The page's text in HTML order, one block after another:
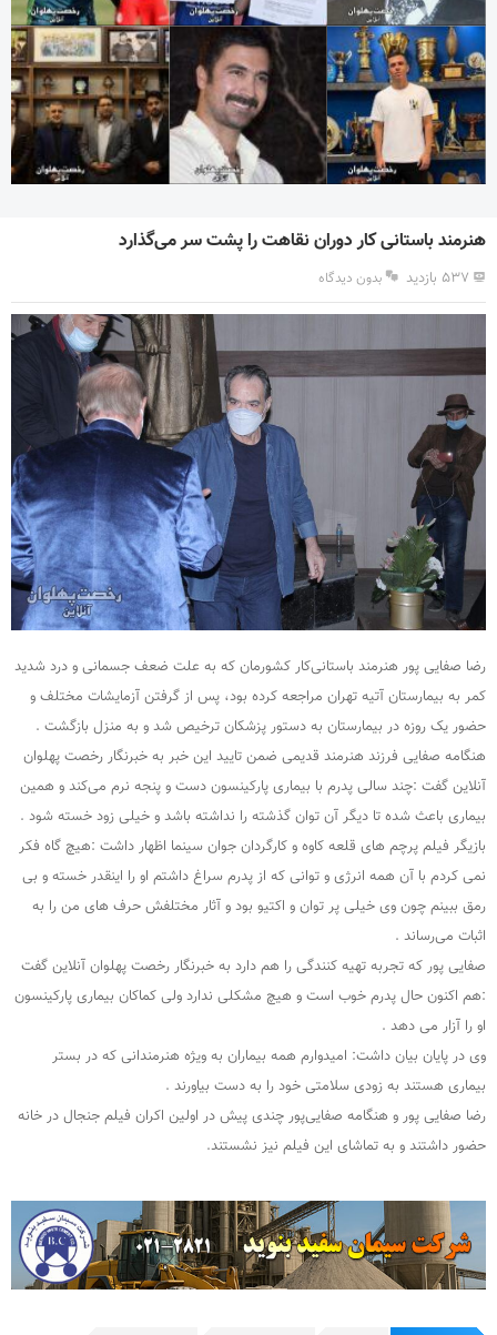
هنرمند باستانی کار دوران نقاهت را پشت سر می‌گذارد
۵۳۷ بازدید بدون دیدگاه
رضا صفایی پور هنرمند باستانی‌کار کشورمان که به علت ضعف جسمانی و درد شدید
کمر به بیمارستان آتیه تهران مراجعه کرده بود، پس از گرفتن آزمایشات مختلف و
حضور یک روزه در بیمارستان به دستور پزشکان ترخیص شد و به منزل بازگشت .
هنگامه صفایی فرزند هنرمند قدیمی ضمن تایید این خبر به خبرنگار رخصت پهلوان
آنلاین گفت :چند سالی پدرم با بیماری پارکینسون دست و پنجه نرم می‌کند و همین
بیماری باعث شده تا دیگر آن توان گذشته را نداشته باشد و خیلی زود خسته شود .
بازیگر فیلم پرچم های قلعه کاوه و کارگردان جوان سینما اظهار داشت :هیچ گاه فکر
نمی کردم با آن همه انرژی و توانی که از پدرم سراغ داشتم او را اینقدر خسته و بی
رمق ببینم چون وی خیلی پر توان و اکتیو بود و آثار مختلفش حرف های من را به
اثبات می‌رساند .
صفایی پور که تجربه تهیه کنندگی را هم دارد به خبرنگار رخصت پهلوان آنلاین گفت
:هم اکنون حال پدرم خوب است و هیچ مشکلی ندارد ولی کماکان بیماری پارکینسون
او را آزار می دهد .
وی در پایان بیان داشت: امیدوارم همه بیماران به ویژه هنرمندانی که در بستر
بیماری هستند به زودی سلامتی خود را به دست بیاورند .
رضا صفایی پور و هنگامه صفایی‌پور چندی پیش در اولین اکران فیلم جنجال در خانه
حضور داشتند و به تماشای این فیلم نیز نشستند.